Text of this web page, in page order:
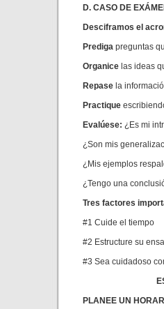
D. CASO DE
Desciframos el
Prediga preguntas
Organice las ideas
Repase la
Practique
Evalúese: ¿Es mi
¿Son mis
¿Mis ejemplos
¿Tengo una
Tres factores
#1 Cuide el tiempo
#2 Estructure su
#3 Sea cuidadoso
PLANEE UN